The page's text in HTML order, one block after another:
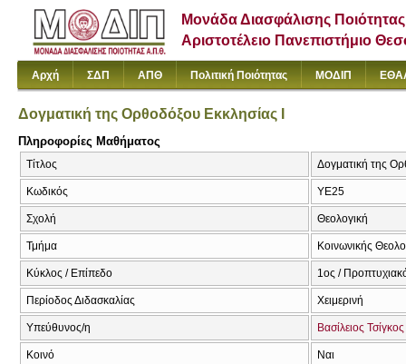
Μονάδα Διασφάλισης Ποιότητας
Αριστοτέλειο Πανεπιστήμιο
Αρχή ΣΔΠ ΑΠΘ Πολιτική Ποιότητας ΜΟΔΙΠ
Δογματική της Ορθοδόξου Εκκλησίας Ι
Πληροφορίες Μαθήματος
Τίτλος Δογματική της
Κωδικός ΥΕ25
Σχολή Θεολογική
Τμήμα Κοινωνικής
Κύκλος / Επίπεδο 1ος /
Περίοδος Διδασκαλίας Χειμερινή
Υπεύθυνος/η Βασίλειος Τσίγκος
Κοινό Ναι